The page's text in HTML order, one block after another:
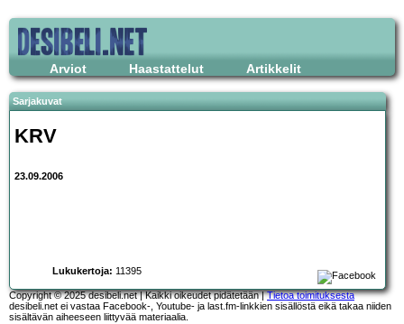
Arviot Haastattelut Artikkelit
Sarjakuvat
KRV
23.09.2006
Lukukertoja: 11395
Copyright © 2025 desibeli.net | Kaikki oikeudet pidätetään |Tietoa toimituksesta
desibeli.net ei vastaa Facebook-, Youtube- ja last.fm-linkkien sisällöstä eikä takaa niiden
sisältävän aiheeseen liittyvää materiaalia.